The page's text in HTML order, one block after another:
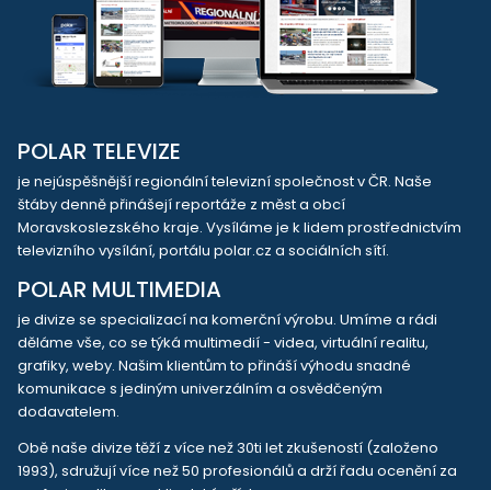
POLAR TELEVIZE
je nejúspěšnější regionální televizní společnost v ČR. Naše
štáby denně přinášejí reportáže z měst a obcí
Moravskoslezského kraje. Vysíláme je k lidem prostřednictvím
televizního vysílání, portálu polar.cz a sociálních sítí.
POLAR MULTIMEDIA
je divize se specializací na komerční výrobu. Umíme a rádi
děláme vše, co se týká multimedií - videa, virtuální realitu,
grafiky, weby. Našim klientům to přináší výhodu snadné
komunikace s jediným univerzálním a osvědčeným
dodavatelem.
Obě naše divize těží z více než 30ti let zkušeností (založeno
1993), sdružují více než 50 profesionálů a drží řadu ocenění za